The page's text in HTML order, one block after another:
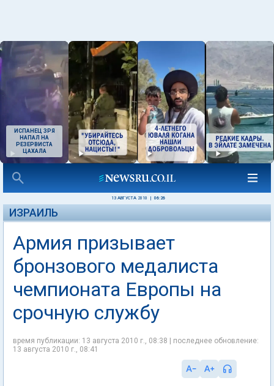
ИСПАНЕЦ ЗРЯ
НАПАЛ НА
РЕЗЕРВИСТА
ЦАХАЛА
13 АВГУСТА 2010 06:26
ИЗРАИЛЬ
Армия призывает
бронзового медалиста
чемпионата Европы на
срочную службу
время публикации: 13 августа 2010 г., 08:38 | последнее обновление:
13 августа 2010 г., 08:41